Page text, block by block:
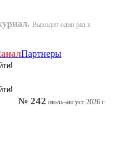
Выходит один раз в
Партнеры
№ 242 июль-август 2026 г.